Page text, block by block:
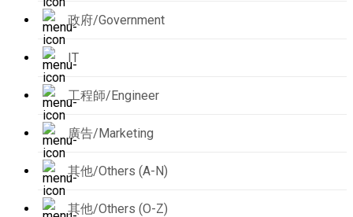
政府/Government
IT
工程師/Engineer
廣告/Marketing
其他/Others (A-N)
其他/Others (O-Z)